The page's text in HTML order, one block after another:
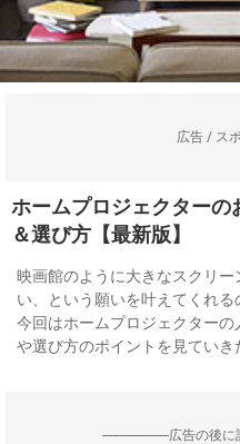
広告 / ス
ホームプロジェクターの
＆選び方【最新版】
映画館のように大きなスクリ
い、という願いを叶えてくれる
今回はホームプロジェクター
や選び方のポイントを見ていき
--------------------広告の後